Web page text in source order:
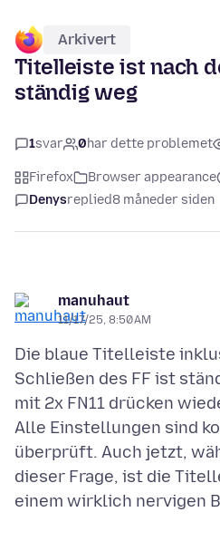
Arkivert
Titelleiste ist nach
ständig weg
1svar 0har dette problemet
Firefox Browser appearance
Denysreplied8 måneder siden
manuhaut
11/17/25, 8:50 AM
Die blaue Titelleiste
Schließen des FF ist
mit 2x FN11 drücken
Alle Einstellungen sind
überprüft. Auch jetzt,
dieser Frage, ist die